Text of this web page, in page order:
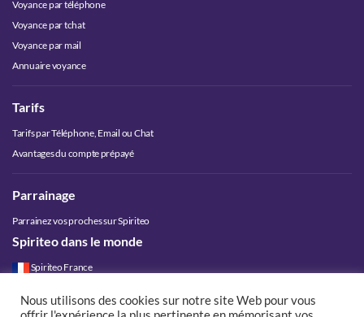
Voyance par téléphone
Voyance par tchat
Voyance par mail
Annuaire voyance
Tarifs
Tarifs par Téléphone, Email ou Chat
Avantages du compte prépayé
Parrainage
Parrainez vos proches sur Spiriteo
Spiriteo dans le monde
Spiriteo France
Spiriteo Luxembourg
Nous utilisons des cookies sur notre site Web pour vous